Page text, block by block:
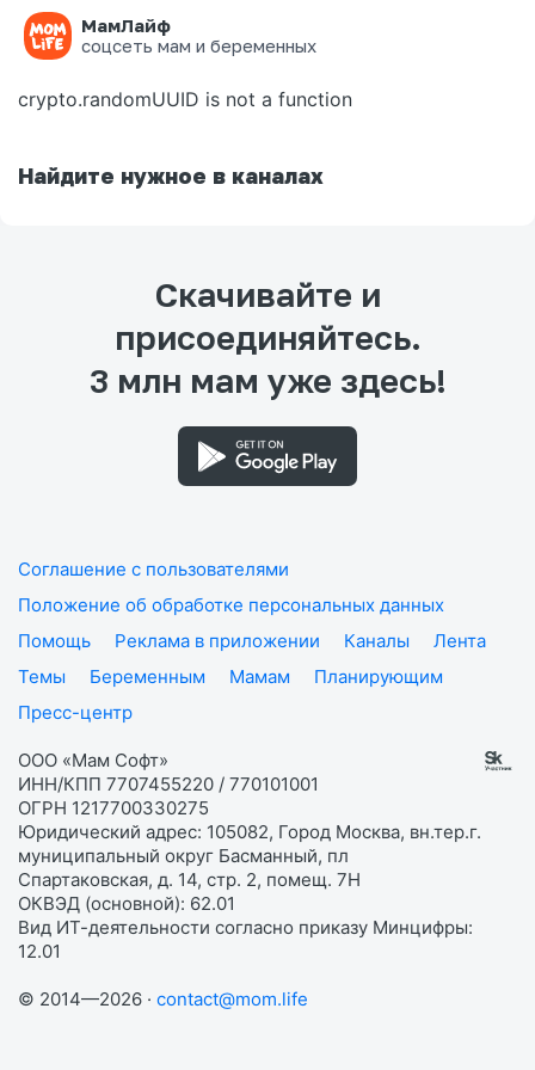
МамЛайф
соцсеть мам и беременных
Ошибка на странице
crypto.randomUUID is not a function
Найдите нужное в каналах
Скачивайте и
присоединяйтесь.
3 млн мам уже здесь!
Соглашение с пользователями
Положение об обработке персональных данных
Помощь
Реклама в приложении Каналы
Лента
Темы
Беременным Мамам
Планирующим
Пресс-центр
ООО «Мам Софт»
ИНН/КПП 7707455220 / 770101001
ОГРН 1217700330275
Юридический адрес: 105082, Город Москва, вн.тер.г.
муниципальный округ Басманный, пл
Спартаковская, д. 14, стр. 2, помещ. 7Н
ОКВЭД (основной): 62.01
Вид ИТ-деятельности согласно приказу Минцифры:
12.01
© 2014—2026 · contact@mom.life